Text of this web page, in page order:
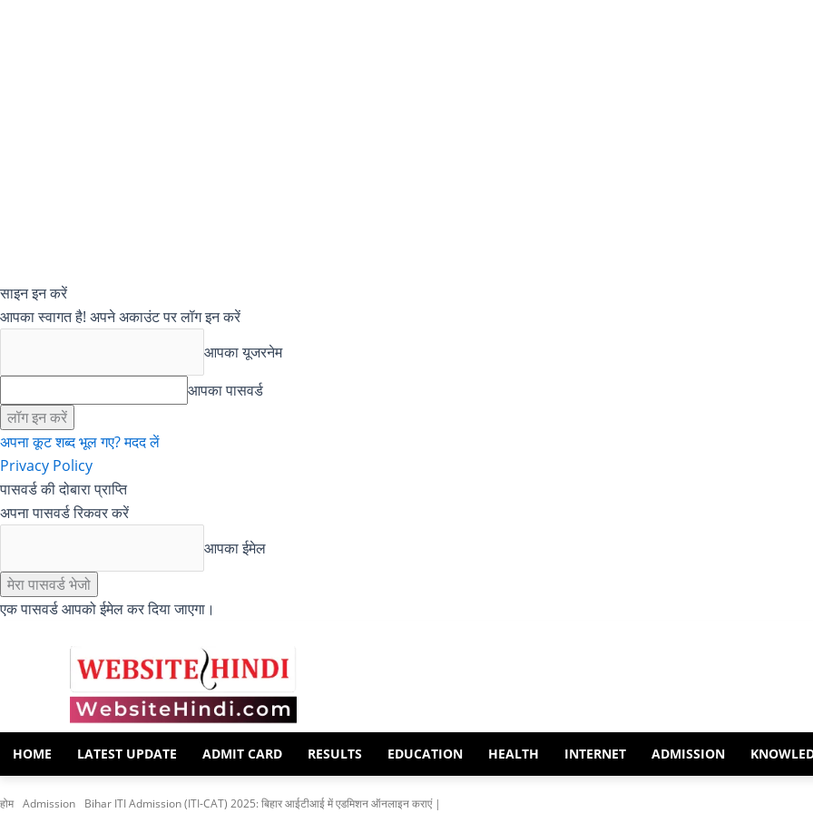
साइन इन करें
आपका स्वागत है! अपने अकाउंट पर लॉग इन करें
आपका यूजरनेम
आपका पासवर्ड
अपना कूट शब्द भूल गए? मदद लें
Privacy Policy
पासवर्ड की दोबारा प्राप्ति
अपना पासवर्ड रिकवर करें
आपका ईमेल
एक पासवर्ड आपको ईमेल कर दिया जाएगा।
HOME LATEST UPDATE ADMIT CARD RESULTS EDUCATION HEALTH INTERNET ADMISSION
होम Admission Bihar ITI Admission (ITI-CAT) 2025: बिहार आईटीआई में एडमिशन ऑनलाइन कराएं |